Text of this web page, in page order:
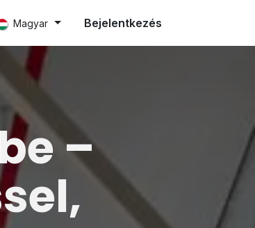
Magyar Bejelentkezés
–